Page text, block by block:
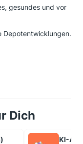
gesundes und vor
Depotentwicklungen.
Dich
KI-